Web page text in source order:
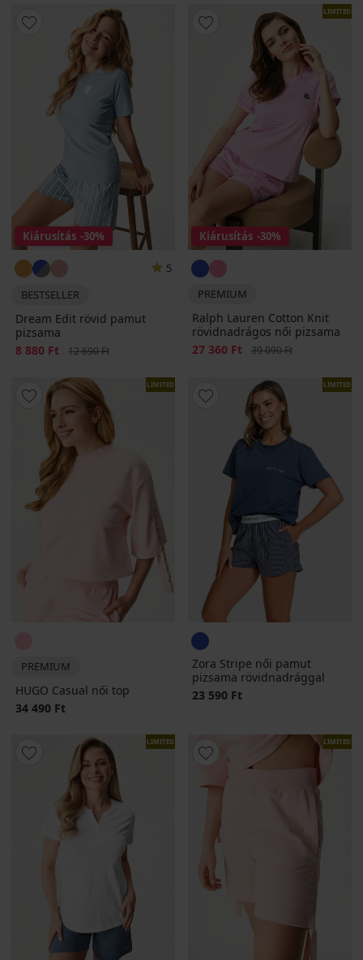
Kiárusítás -30%
5
BESTSELLER
Dream Edit rövid pamut
pizsama
Kedvezmény
8 880 Ft Eredeti ár
12 690 Ft
LIMITED
Kiárusítás -30%
PREMIUM
Ralph Lauren Cotton Knit
rövidnadrágos női pizsama
Kedvezmény
27 360 Ft Eredeti ár
39 090 Ft
LIMITED
PREMIUM
HUGO Casual női top
34 490 Ft
LIMITED
Zora Stripe női pamut
pizsama rövidnadrággal
23 590 Ft
LIMITED LIMITED